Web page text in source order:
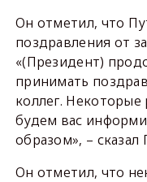
Он отметил, что
поздравления от
«(Президент)
принимать
коллег. Некоторые
будем вас
образом», – сказал
Он отметил, что